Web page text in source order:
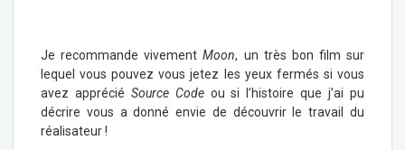
Je recommande vivementMoon, un très bon film sur
lequel vous pouvez vous jetez les yeux fermés si vous
avez apprécié Source Codeou si l’histoire que j’ai pu
décrire vous a donné envie de découvrir le travail du
réalisateur !